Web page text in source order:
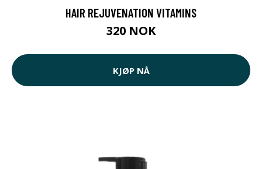
HAIR REJUVENATION VITAMINS
320 NOK
KJØP NÅ